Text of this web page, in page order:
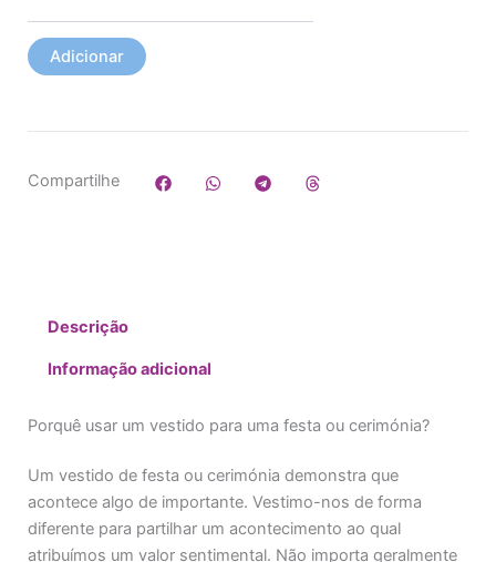
Adicionar
Compartilhe
Descrição
Informação adicional
Porquê usar um vestido para uma festa ou cerimónia?
Um vestido de festa ou cerimónia demonstra que
acontece algo de importante. Vestimo-nos de forma
diferente para partilhar um acontecimento ao qual
atribuímos um valor sentimental. Não importa geralmente